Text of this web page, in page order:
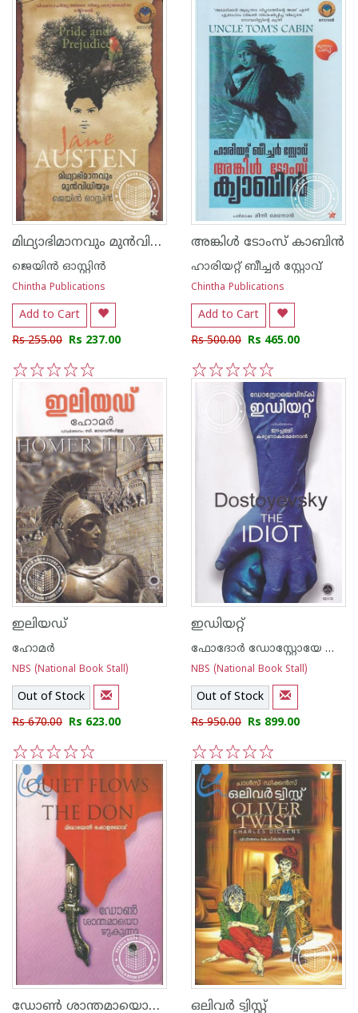
5
4
3
2
1
മിഥ്യാഭിമാനവും മുന്‍വിധിയും -പ്രൈഡ് ആ‌ന്‍ഡ് പ്രെജുഡീസ്
ജെയിന്‍ ഓസ്റ്റിന്‍
Chintha Publications
Add to Cart
Rs 255.00 Rs 237.00
5
അങ്കിള്‍ ടോംസ് കാബി‌ന്‍
ഹാരിയറ്റ് ബീച്ചര്‍ സ്റ്റോവ്
Chintha Publications
Add to Cart
Rs 500.00 Rs 465.00
5
4
ഇലിയഡ്
ഹോമര്‍
NBS (National Book Stall)
Out of Stock
Rs 670.00 Rs 623.00
5
4
3
2
1
ഇഡിയറ്റ്
ഫോദോര്‍ ഡോസ്റ്റോയേ ഫ്സ്കി
NBS (National Book Stall)
Out of Stock
Rs 950.00 Rs 899.00
5
4
3
2
1
ഡോണ്‍ ശാന്തമായൊഴുകുന്നു ഒലിവര്‍ ട്വിസ്റ്റ്